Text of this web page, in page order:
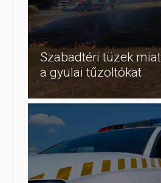
Szabadtéri tüzek
a gyulai tűzoltókat